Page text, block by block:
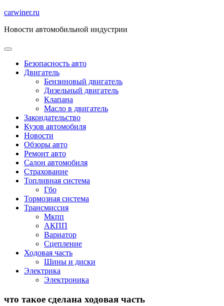
Перейти
содержимому
carwiner.ru
Новости автомобильной индустрии
Безопасность авто
Двигатель
Бензиновый двигатель
Дизельный двигатель
Клапана
Масло в двигатель
Закондательство
Кузов автомобиля
Новости
Обзоры авто
Ремонт авто
Салон автомобиля
Страхование
Топливная система
Гбо
Тормозная система
Трансмиссия
Мкпп
АКПП
Вариатор
Сцепление
Ходовая часть
Шины и диски
Электрика
Электроника
что такое сделана ходовая часть